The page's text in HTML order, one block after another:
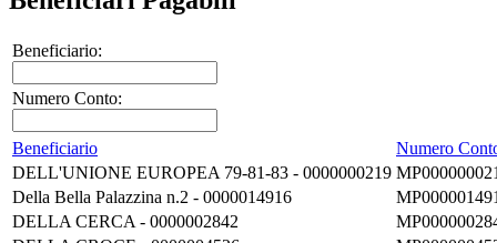
Beneficiario:
Numero Conto:
Beneficiario
Numero
DELL'UNIONE EUROPEA 79-81-83 - 0000000219
Della Bella Palazzina n.2 - 0000014916
DELLA CERCA - 0000002842